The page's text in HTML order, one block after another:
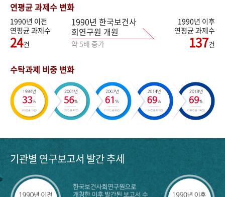
연평균 과제수 변화
1990년 이전
연평균 과제수
24건
1990년 한국보건사
회연구원 개원
약 5배 증가
1990년 이후
연평균 과제수
137건
수탁과제 비중 변화
기관별 연구보고서 발간 추세